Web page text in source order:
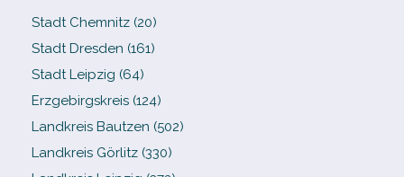
Stadt Chemnitz (20)
Stadt Dresden (161)
Stadt Leipzig (64)
Erzgebirgskreis (124)
Landkreis Bautzen (502)
Landkreis Görlitz (330)